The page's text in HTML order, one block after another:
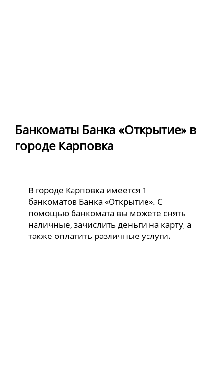
Банкоматы Банка «Открытие» в
городе Карповка
В городе Карповка имеется 1
банкоматов Банка «Открытие». С
помощью банкомата вы можете снять
наличные, зачислить деньги на карту, а
также оплатить различные услуги.